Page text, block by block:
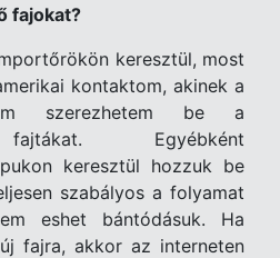
fajokat?
keresztül, most
kontaktom, akinek a
szerezhetem be a
Egyébként
keresztül hozzuk be
szabályos a folyamat
eshet bántódásuk. Ha
fajra, akkor az interneten